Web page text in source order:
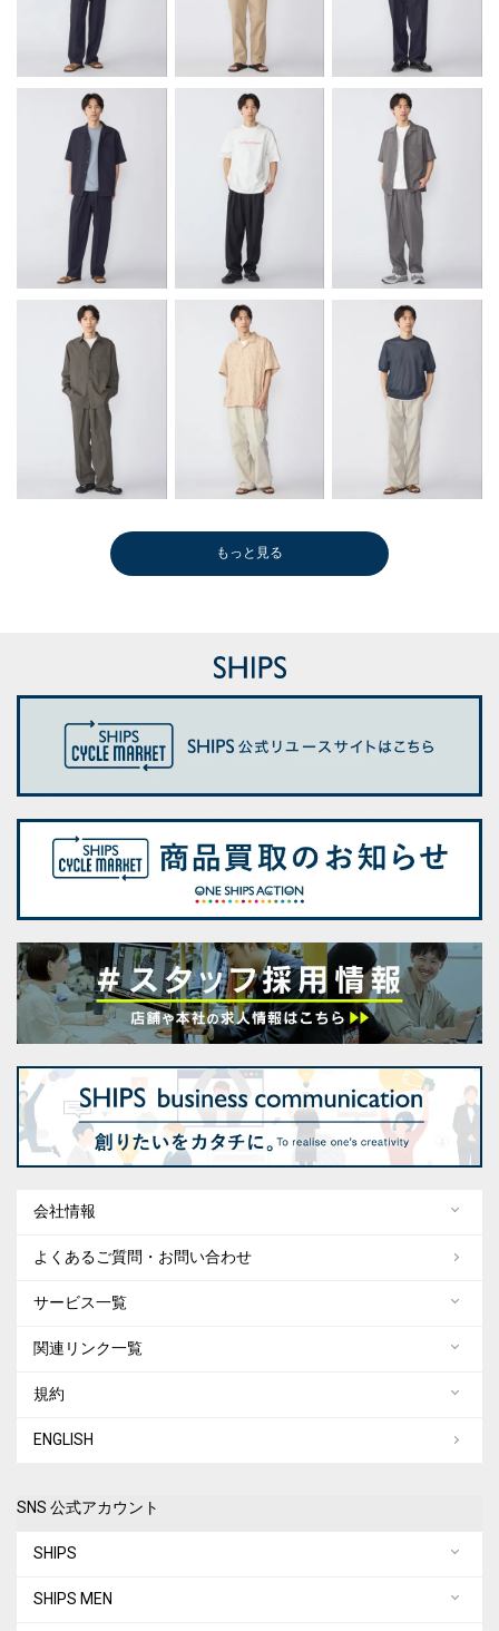
もっと見る
会社情報
よくあるご質問・お問い合わせ
サービス一覧
関連リンク一覧
規約
ENGLISH
SNS 公式アカウント
SHIPS
SHIPS MEN